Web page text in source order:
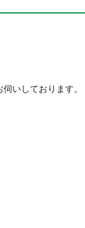
いしております。